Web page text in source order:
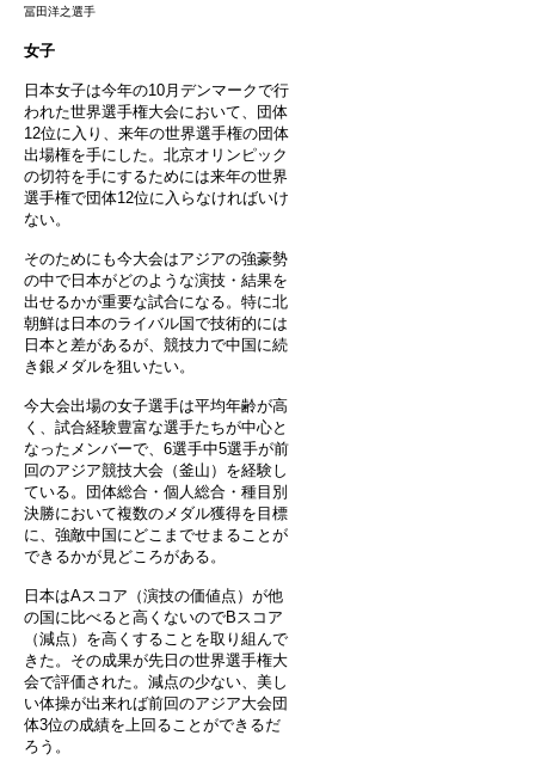
冨田洋之選手
女子
日本女子は今年の10月デンマークで行
われた世界選手権大会において、団体
12位に入り、来年の世界選手権の団体
出場権を手にした。北京オリンピック
の切符を手にするためには来年の世界
選手権で団体12位に入らなければいけ
ない。
そのためにも今大会はアジアの強豪勢
の中で日本がどのような演技・結果を
出せるかが重要な試合になる。特に北
朝鮮は日本のライバル国で技術的には
日本と差があるが、競技力で中国に続
き銀メダルを狙いたい。
今大会出場の女子選手は平均年齢が高
く、試合経験豊富な選手たちが中心と
なったメンバーで、6選手中5選手が前
回のアジア競技大会（釜山）を経験し
ている。団体総合・個人総合・種目別
決勝において複数のメダル獲得を目標
に、強敵中国にどこまでせまることが
できるかが見どころがある。
日本はAスコア（演技の価値点）が他
の国に比べると高くないのでBスコア
（減点）を高くすることを取り組んで
きた。その成果が先日の世界選手権大
会で評価された。減点の少ない、美し
い体操が出来れば前回のアジア大会団
体3位の成績を上回ることができるだ
ろう。